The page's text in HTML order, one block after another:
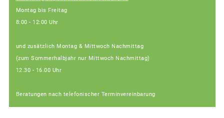
Montag bis Freitag
8:00 - 12:00 Uhr
und zusätzlich Montag & Mittwoch Nachmittag
(zum Sommerhalbjahr nur Mittwoch Nachmittag)
12.30 - 16.00 Uhr
Beratungen nach telefonischer Terminvereinbarung